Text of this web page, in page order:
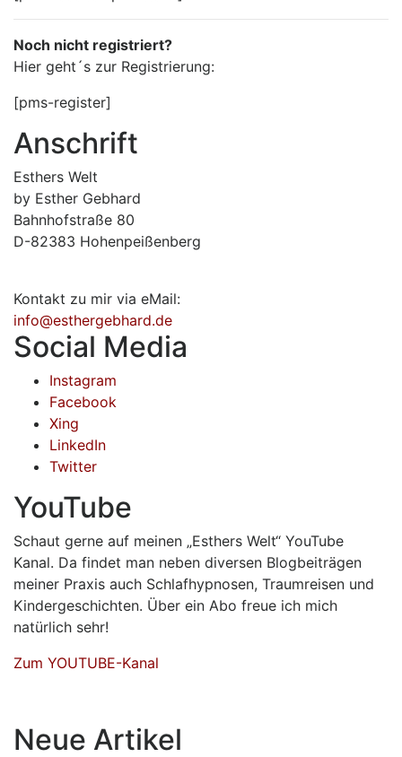
Noch nicht registriert?
Hier geht´s zur Registrierung:
[pms-register]
Anschrift
Esthers Welt
by Esther Gebhard
Bahnhofstraße 80
D-82383 Hohenpeißenberg
Kontakt zu mir via eMail:
info@esthergebhard.de
Social Media
Instagram
Facebook
Xing
LinkedIn
Twitter
YouTube
Schaut gerne auf meinen „Esthers Welt“ YouTube
Kanal. Da findet man neben diversen Blogbeiträgen
meiner Praxis auch Schlafhypnosen, Traumreisen und
Kindergeschichten. Über ein Abo freue ich mich
natürlich sehr!
Zum YOUTUBE-Kanal
Neue Artikel